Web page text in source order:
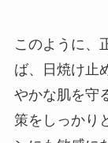
このように、
ば、日焼け止
やかな肌を守
策をしっかり